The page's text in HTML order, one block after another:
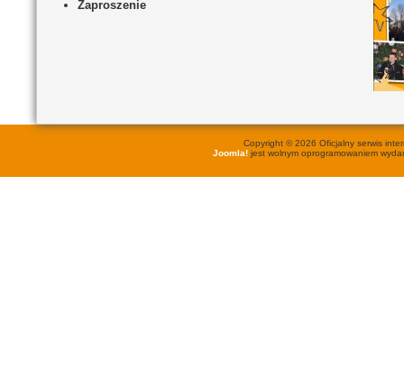
Zaproszenie
Copyright © 2026 Oficjalny serwis
Joomla!jest wolnym oprogramowaniem